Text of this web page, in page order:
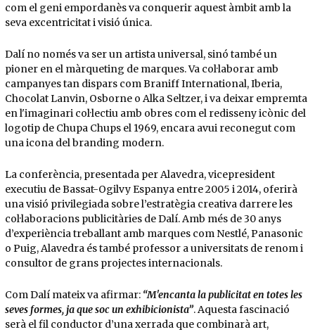
com el geni empordanès va conquerir aquest àmbit amb la
seva excentricitat i visió única.
Dalí no només va ser un artista universal, sinó també un
pioner en el màrqueting de marques. Va col·laborar amb
campanyes tan dispars com Braniff International, Iberia,
Chocolat Lanvin, Osborne o Alka Seltzer, i va deixar empremta
en l'imaginari col·lectiu amb obres com el redisseny icònic del
logotip de Chupa Chups el 1969, encara avui reconegut com
una icona del branding modern.
La conferència, presentada per Alavedra, vicepresident
executiu de Bassat-Ogilvy Espanya entre 2005 i 2014, oferirà
una visió privilegiada sobre l’estratègia creativa darrere les
col·laboracions publicitàries de Dalí. Amb més de 30 anys
d’experiència treballant amb marques com Nestlé, Panasonic
o Puig, Alavedra és també professor a universitats de renom i
consultor de grans projectes internacionals.
Com Dalí mateix va afirmar: “M'encanta la publicitat en totes les
seves formes, ja que soc un exhibicionista”. Aquesta fascinació
serà el fil conductor d’una xerrada que combinarà art,